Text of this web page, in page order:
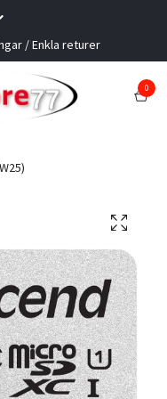
/ Enkla returer
0